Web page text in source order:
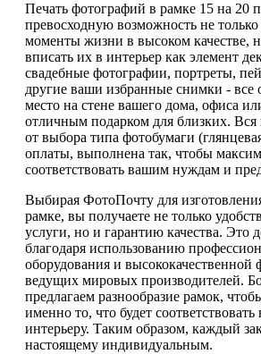
Печать фотографий в рамке 15 на 20
превосходную возможность не
моменты жизни в высоком качестве,
вписать их в интерьер как элемент
свадебные фотографии, портреты,
другие ваши избранные снимки - все
место на стене вашего дома, офиса
отличным подарком для близких. Вся
от выбора типа фотобумаги
оплаты, выполнена так, чтобы
соответствовать вашим нуждам и
Выбирая ФотоПочту для
рамке, вы получаете не только
услуги, но и гарантию качества. Это
благодаря использованию
оборудования и высококачественной
ведущих мировых производителей.
предлагаем разнообразие рамок,
именно то, что будет
интерьеру. Таким образом, каждый
настоящему индивидуальным.